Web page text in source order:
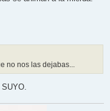
no nos las dejabas...